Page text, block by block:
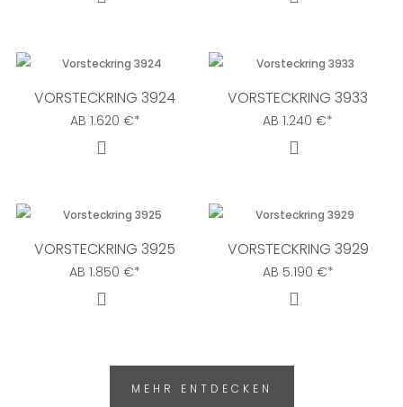
VORSTECKRING 3924
AB 1.620 €*
VORSTECKRING 3933
AB1.240€*
VORSTECKRING 3925
AB1.850€*
VORSTECKRING 3929
AB 5.190 €*
MEHR ENTDECKEN